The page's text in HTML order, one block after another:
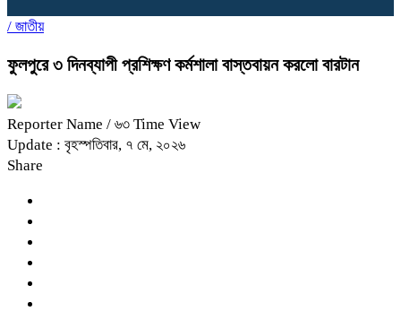
/ জাতীয়
ফুলপুরে ৩ দিনব্যাপী প্রশিক্ষণ কর্মশালা বাস্তবায়ন করলো বারটান
Reporter Name / ৬৩ Time View
Update : বৃহস্পতিবার, ৭ মে, ২০২৬
Share